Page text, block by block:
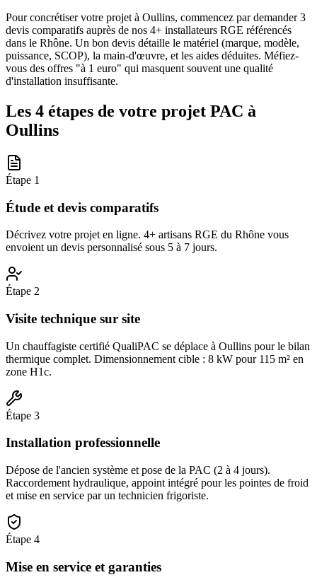
Pour concrétiser votre projet à Oullins, commencez par demander 3
devis comparatifs auprès de nos 4+ installateurs RGE référencés
dans le Rhône. Un bon devis détaille le matériel (marque, modèle,
puissance, SCOP), la main-d'œuvre, et les aides déduites. Méfiez-
vous des offres "à 1 euro" qui masquent souvent une qualité
d'installation insuffisante.
Les 4 étapes de votre projet PAC à
Oullins
Étape 1
Étude et devis comparatifs
Décrivez votre projet en ligne. 4+ artisans RGE du Rhône vous
envoient un devis personnalisé sous 5 à 7 jours.
Étape 2
Visite technique sur site
Un chauffagiste certifié QualiPAC se déplace à Oullins pour le bilan
thermique complet. Dimensionnement cible : 8 kW pour 115 m² en
zone H1c.
Étape 3
Installation professionnelle
Dépose de l'ancien système et pose de la PAC (2 à 4 jours).
Raccordement hydraulique, appoint intégré pour les pointes de froid
et mise en service par un technicien frigoriste.
Étape 4
Mise en service et garanties